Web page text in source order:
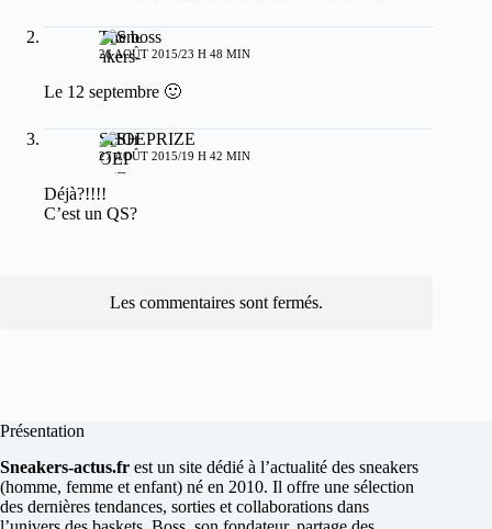
The boss
26 AOÛT 2015/23 H 48 MIN
Le 12 septembre 🙂
SHOEPRIZE
27 AOÛT 2015/19 H 42 MIN
Déjà?!!!!
C’est un QS?
Les commentaires sont fermés.
Présentation
Sneakers-actus.fr est un site dédié à l’actualité des sneakers
(homme, femme et enfant) né en 2010. Il offre une sélection
des dernières tendances, sorties et collaborations dans